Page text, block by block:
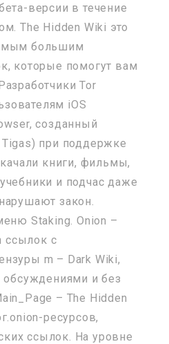
версии в течение
The Hidden Wiki это
большим
которые помогут вам
Tor
iOS
созданный
при поддержке
книги, фильмы,
и подчас даже
закон.
Staking. Onion –
ссылок с
m – Dark Wiki,
обсуждениями и без
– The Hidden
ресурсов,
ссылок. На уровне